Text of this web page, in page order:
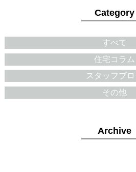
Category
すべて
住宅コラム
スタッフブ
その他
Archive